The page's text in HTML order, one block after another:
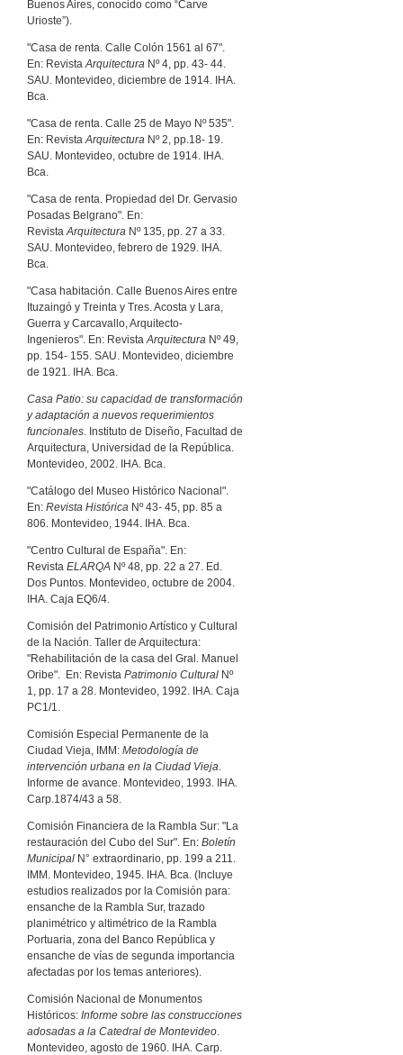
Buenos Aires, conocido como “Carve
Urioste”).
"Casa de renta. Calle Colón 1561 al 67".
En: RevistaArquitectura Nº 4, pp. 43- 44.
SAU. Montevideo, diciembre de 1914. IHA.
Bca.
"Casa de renta. Calle 25 de Mayo Nº 535".
En: RevistaArquitectura Nº 2, pp.18- 19.
SAU. Montevideo, octubre de 1914. IHA.
Bca.
"Casa de renta. Propiedad del Dr. Gervasio
Posadas Belgrano". En:
RevistaArquitectura Nº 135, pp. 27 a 33.
SAU. Montevideo, febrero de 1929. IHA.
Bca.
"Casa habitación. Calle Buenos Aires entre
Ituzaingó y Treinta y Tres. Acosta y Lara,
Guerra y Carcavallo, Arquitecto-
Ingenieros". En: RevistaArquitectura Nº 49,
pp. 154- 155. SAU. Montevideo, diciembre
de 1921. IHA. Bca.
Casa Patio: su capacidad de transformación
y adaptación a nuevos requerimientos
funcionales. Instituto de Diseño, Facultad de
Arquitectura, Universidad de la República.
Montevideo, 2002. IHA. Bca.
"Catálogo del Museo Histórico Nacional".
En: Revista Histórica Nº 43- 45, pp. 85 a
806. Montevideo, 1944. IHA. Bca.
"Centro Cultural de España". En:
Revista ELARQA Nº 48, pp. 22 a 27. Ed.
Dos Puntos. Montevideo, octubre de 2004.
IHA. Caja EQ6/4.
Comisión del Patrimonio Artístico y Cultural
de la Nación. Taller de Arquitectura:
"Rehabilitación de la casa del Gral. Manuel
Oribe". En: Revista Patrimonio Cultural Nº
1, pp. 17 a 28. Montevideo, 1992. IHA. Caja
PC1/1.
Comisión Especial Permanente de la
Ciudad Vieja, IMM: Metodología de
intervención urbana en la Ciudad Vieja.
Informe de avance. Montevideo, 1993. IHA.
Carp.1874/43 a 58.
Comisión Financiera de la Rambla Sur: "La
restauración del Cubo del Sur". En: Boletín
Municipal N° extraordinario, pp. 199 a 211.
IMM. Montevideo, 1945. IHA. Bca. (Incluye
estudios realizados por la Comisión para:
ensanche de la Rambla Sur, trazado
planimétrico y altimétrico de la Rambla
Portuaria, zona del Banco República y
ensanche de vías de segunda importancia
afectadas por los temas anteriores).
Comisión Nacional de Monumentos
Históricos: Informe sobre las construcciones
adosadas a la Catedral de Montevideo.
Montevideo, agosto de 1960. IHA. Carp.